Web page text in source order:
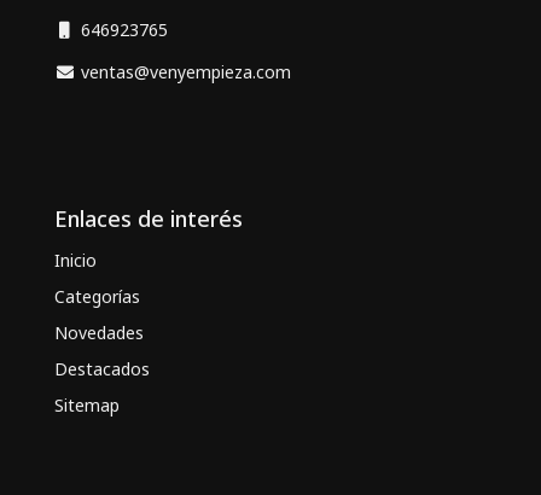
646923765
ventas@venyempieza.com
Enlaces de interés
Inicio
Categorías
Novedades
Destacados
Sitemap